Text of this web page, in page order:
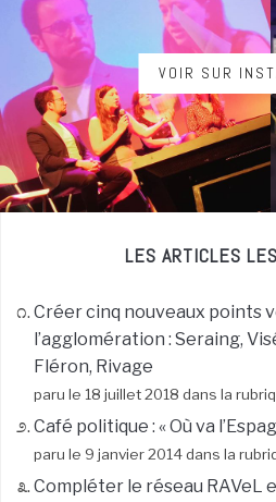
VOIR SUR
LES ARTICLES
Créer cinq nouveaux points
l’agglomération : Seraing,
Fléron, Rivage
paru le 18 juillet 2018 dans la
Café politique : « Où va
paru le 9 janvier 2014 dans la
Compléter le réseau RAVeL